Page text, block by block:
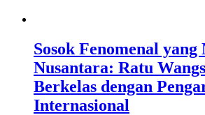
Sosok Fenomenal
Nusantara: Ratu
Berkelas dengan
Internasional